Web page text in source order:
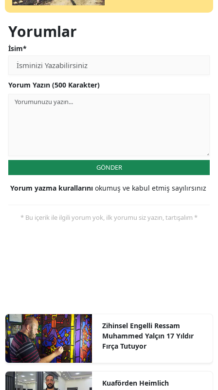
Yorumlar
İsim*
Yorum Yazın (500 Karakter)
GÖNDER
Yorum yazma kurallarını okumuş ve kabul etmiş sayılırsınız
* Bu içerik ile ilgili yorum yok, ilk yorumu siz yazın, tartışalım *
Zihinsel Engelli Ressam
Muhammed Yalçın 17 Yıldır
Fırça Tutuyor
Kuaförden Heimlich